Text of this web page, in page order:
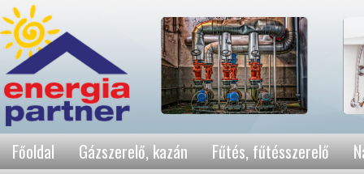
Főoldal Gázszerelő, kazán Fűtés, fűtésszerelő